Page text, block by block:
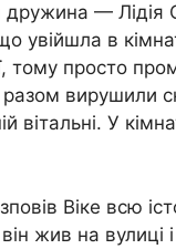
—
увійшла в
тому просто
вирушили
У
Віке всю
жив на